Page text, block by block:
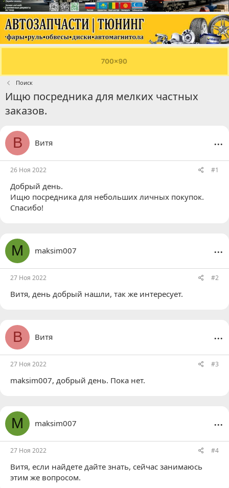
Поиск
Ищю посредника для мелких частных
заказов.
В Витя ...
26 Ноя 2022 #1
Добрый день.
Ищю посредника для небольших личных покупок.
Спасибо!
M maksim007 ...
27 Ноя 2022 #2
Витя, день добрый нашли, так же интересует.
В Витя ...
27 Ноя 2022 #3
maksim007, добрый день. Пока нет.
M maksim007 ...
27 Ноя 2022 #4
Витя, если найдете дайте знать, сейчас занимаюсь
этим же вопросом.